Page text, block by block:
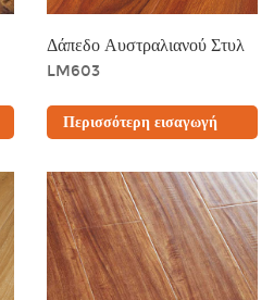
Δάπεδο Αυστραλιανού Στυλ
LM603
Περισσότερη εισαγωγή